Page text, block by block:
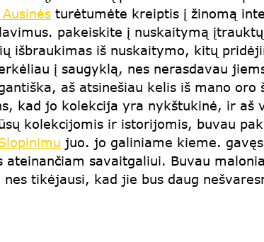
turėtumėte kreiptis į žinomą
pakeiskite į nuskaitymą
išbraukimas iš nuskaitymo, kitų
į saugyklą, nes nerasdavau
aš atsinešiau kelis iš mano
kad jo kolekcija yra nykštukinė, ir aš
kolekcijomis ir istorijomis, buvau
juo. jo galiniame kieme.
savaitgaliui. Buvau
tikėjausi, kad jie bus daug